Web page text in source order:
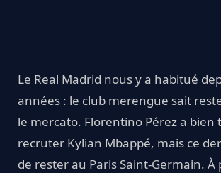
Le Real Madrid nous y a habitué
années : le club merengue sait
le mercato. Florentino Pérez a bien
recruter Kylian Mbappé, mais ce
de rester au Paris Saint-Germain. À